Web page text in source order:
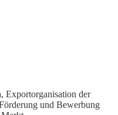
Exportorganisation der
und Bewerbung